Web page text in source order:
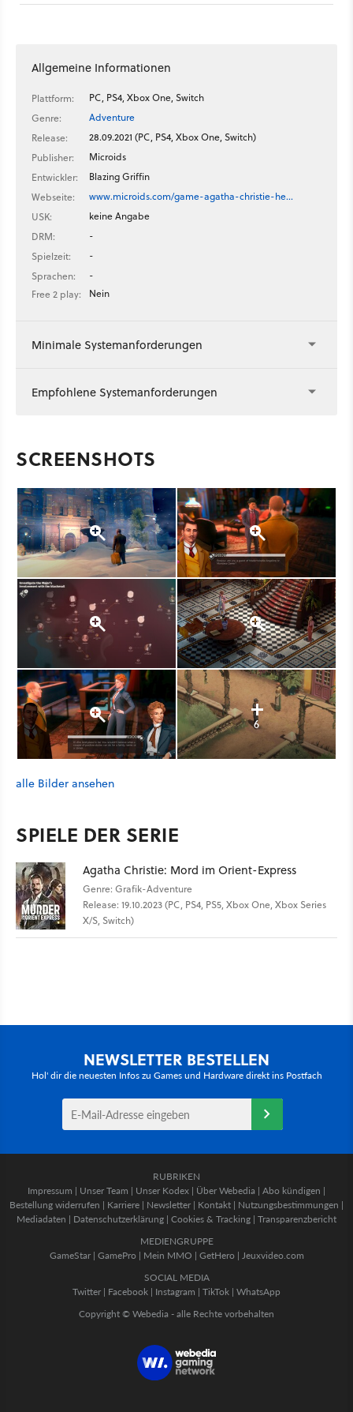
Allgemeine Informationen
Plattform:
PC, PS4, Xbox One, Switch
Genre:
Adventure
Release:
28.09.2021 (PC, PS4, Xbox One, Switch)
Publisher:
Microids
Entwickler:
Blazing Griffin
Webseite:
www.microids.com/game-agatha-christie-he…
USK:
keine Angabe
DRM:
-
Spielzeit:
-
Sprachen:
-
Free 2 play:
Nein
Minimale Systemanforderungen
Empfohlene Systemanforderungen
SCREENSHOTS
6
alle Bilder ansehen
SPIELE DER SERIE
Agatha Christie: Mord im Orient-Express
Genre: Grafik-Adventure
Release: 19.10.2023 (PC, PS4, PS5, Xbox One, Xbox Series
X/S, Switch)
NEWSLETTER BESTELLEN
Hol' dir die neuesten Infos zu Games und Hardware direkt ins Postfach
RUBRIKEN
Impressum | Unser Team | Unser Kodex | Über Webedia | Abo kündigen |
Bestellung widerrufen | Karriere | Newsletter | Kontakt | Nutzungsbestimmungen |
Mediadaten | Datenschutzerklärung | Cookies & Tracking | Transparenzbericht
MEDIENGRUPPE
GameStar| GamePro | Mein MMO | GetHero | Jeuxvideo.com
SOCIAL MEDIA
Twitter | Facebook | Instagram | TikTok | WhatsApp
Copyright © Webedia - alle Rechte vorbehalten